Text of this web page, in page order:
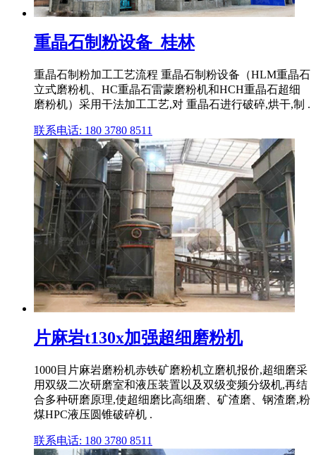
重晶石制粉设备_桂林
重晶石制粉加工工艺流程 重晶石制粉设备（HLM重晶石
立式磨粉机、HC重晶石雷蒙磨粉机和HCH重晶石超细
磨粉机）采用干法加工工艺,对 重晶石进行破碎,烘干,制 .
联系电话: 180 3780 8511
片麻岩t130x加强超细磨粉机
1000目片麻岩磨粉机赤铁矿磨粉机立磨机报价,超细磨采
用双级二次研磨室和液压装置以及双级变频分级机,再结
合多种研磨原理,使超细磨比高细磨、矿渣磨、钢渣磨,粉
煤HPC液压圆锥破碎机 .
联系电话: 180 3780 8511